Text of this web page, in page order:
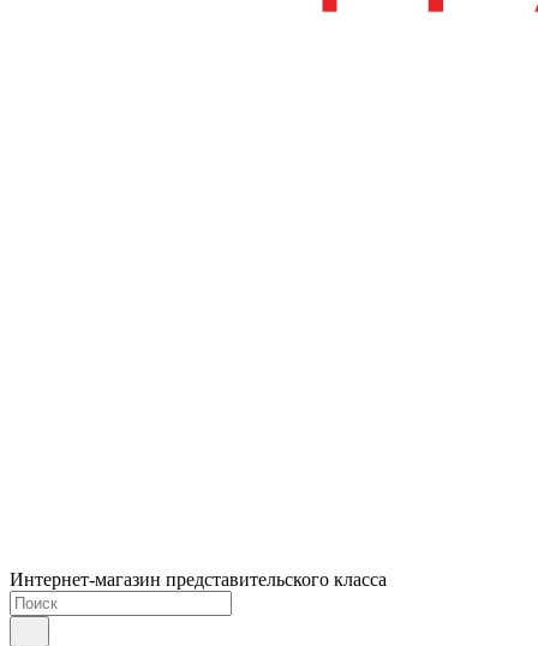
Интернет-магазин представительского класса